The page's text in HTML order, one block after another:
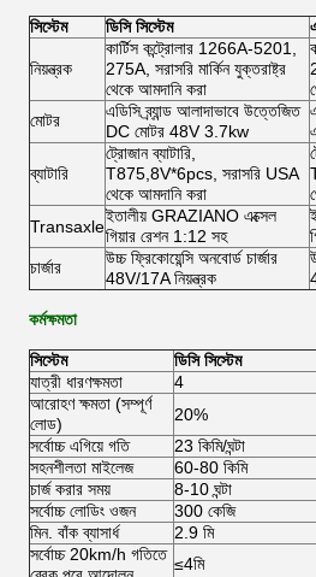
সিস্টেম ডিসি সিস্টেম
নিয়ন্ত্রক
কার্টিস কন্ট্রোলার 1266A-5201,
275A, সরাসরি মার্কিন যুক্তরাষ্ট্র
থেকে আমদানি করা
মোটর
এডিসি ব্র্যান্ড আলাদাভাবে উত্তেজিত
DC মোটর 48V 3.7kw
ব্যাটারি
ট্রোজান ব্যাটারি,
T875,8V*6pcs, সরাসরি USA
থেকে আমদানি করা
Transaxle
ইতালীয় GRAZIANO এক্সেল
গিয়ার রেশন 1:12 সহ
চার্জার
উচ্চ ফ্রিকোয়েন্সি অনবোর্ড চার্জার
48V/17A নিয়ন্ত্রক
কর্মক্ষমতা
সিস্টেম ডিসি সিস্টেম
যাত্রী ধারণক্ষমতা
4
আরোহণ ক্ষমতা (সম্পূর্ণ
লোড)
20%
সর্বোচ্চ এগিয়ে গতি
23 কিমি/ঘন্টা
সহনশীলতা মাইলেজ
60-80 কিমি
চার্জ করার সময়
8-10 ঘন্টা
সর্বোচ্চ লোডিং ওজন
300 কেজি
মিন. বাঁক ব্যাসার্ধ
2.9 মি
সর্বোচ্চ 20km/h গতিতে ≤4মি